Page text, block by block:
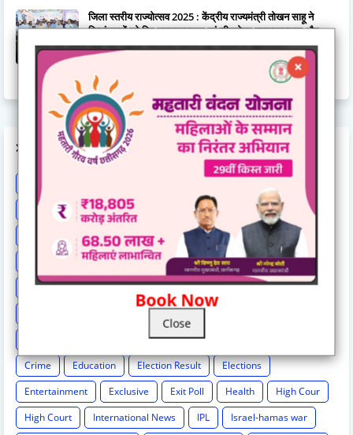
Book Now
Close
जिला स्तरीय राज्योत्सव 2025 : केंद्रीय राज्यमंत्री तोखन साहू ने
दिव्यांगजनों को दिए ट्रायसायकल एवं व्हीलचेयर,ट्रायसायकल और
व्हीलचेयर पाकर खिले दिव्यांगजनों के चेहरे
LABELS
Bilaspur News
Bilaspur News.
Bilaspur-hindi-news
Breaking News Cg Breaking
CG exclusive
CG News CG politics
Chattisgarh news
Chh
Chhattisgarh
Chhattisgarh Breaking
Chhattisgarh News
Chhattisgarh-news-update
Crime
Education Election Result
Elections
Entertainment
Exclusive Exit Poll Health
High Cour
High Court
International News IPL
Israel-hamas war